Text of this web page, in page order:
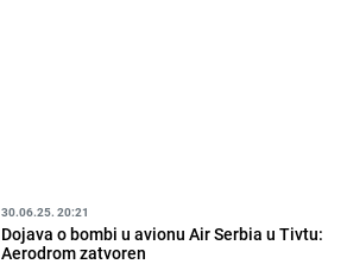
30.06.25. 20:21
Dojava o bombi u avionu Air Serbia u Tivtu:
Aerodrom zatvoren